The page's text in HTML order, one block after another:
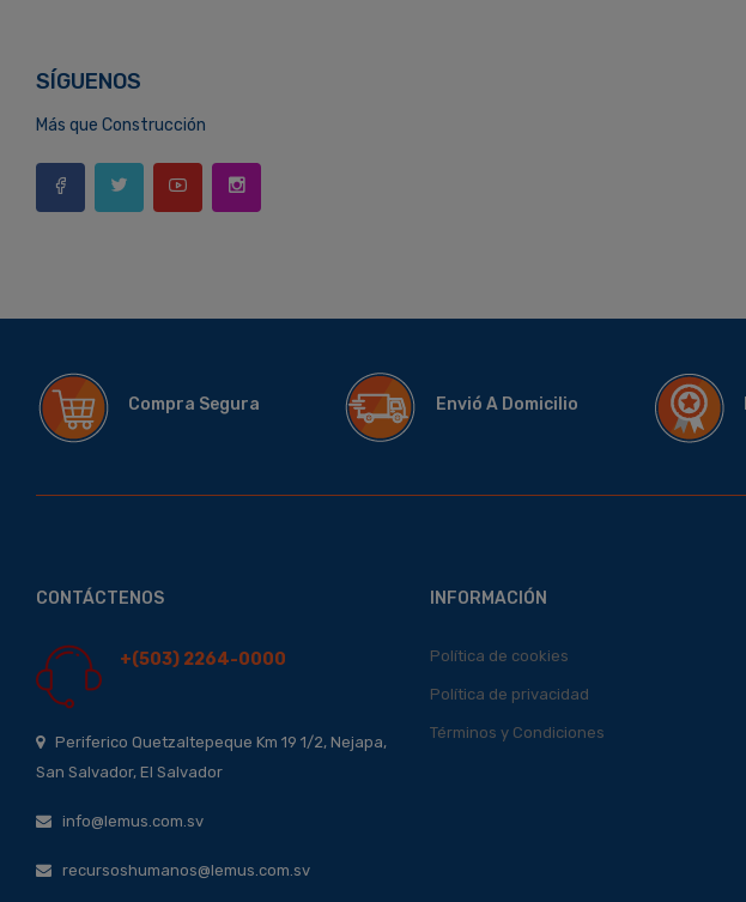
SÍGUENOS
Más que Construcción
Compra Segura Envió A Domicilio
CONTÁCTENOS
+(503) 2264-0000
Periferico Quetzaltepeque Km 19 1/2, Nejapa,
San Salvador, El Salvador
info@lemus.com.sv
recursoshumanos@lemus.com.sv
INFORMACIÓN
Política de cookies
Política de privacidad
Términos y Condiciones